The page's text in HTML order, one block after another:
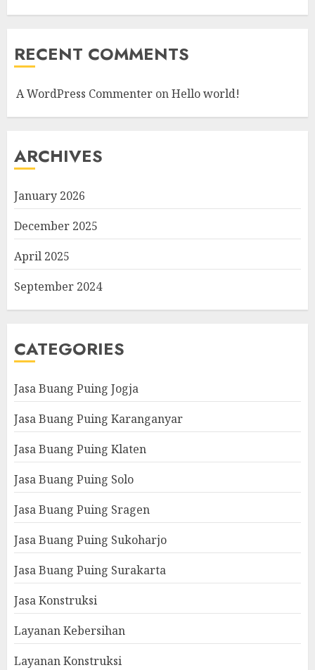
RECENT COMMENTS
A WordPress Commenter onHello world!
ARCHIVES
January 2026
December 2025
April 2025
September 2024
CATEGORIES
Jasa Buang Puing Jogja
Jasa Buang Puing Karanganyar
Jasa Buang Puing Klaten
Jasa Buang Puing Solo
Jasa Buang Puing Sragen
Jasa Buang Puing Sukoharjo
Jasa Buang Puing Surakarta
Jasa Konstruksi
Layanan Kebersihan
Layanan Konstruksi